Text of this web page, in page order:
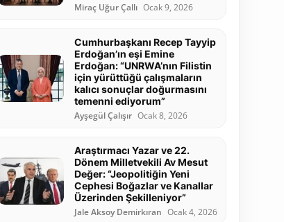
Miraç Uğur Çallı Ocak 9, 2026
Cumhurbaşkanı Recep Tayyip
Erdoğan’ın eşi Emine
Erdoğan: “UNRWA’nın Filistin
için yürüttüğü çalışmaların
kalıcı sonuçlar doğurmasını
temenni ediyorum”
Ayşegül Çalışır Ocak 8, 2026
Araştırmacı Yazar ve 22.
Dönem Milletvekili Av Mesut
Değer: “Jeopolitiğin Yeni
Cephesi Boğazlar ve Kanallar
Üzerinden Şekilleniyor”
Jale Aksoy Demirkıran Ocak 4, 2026